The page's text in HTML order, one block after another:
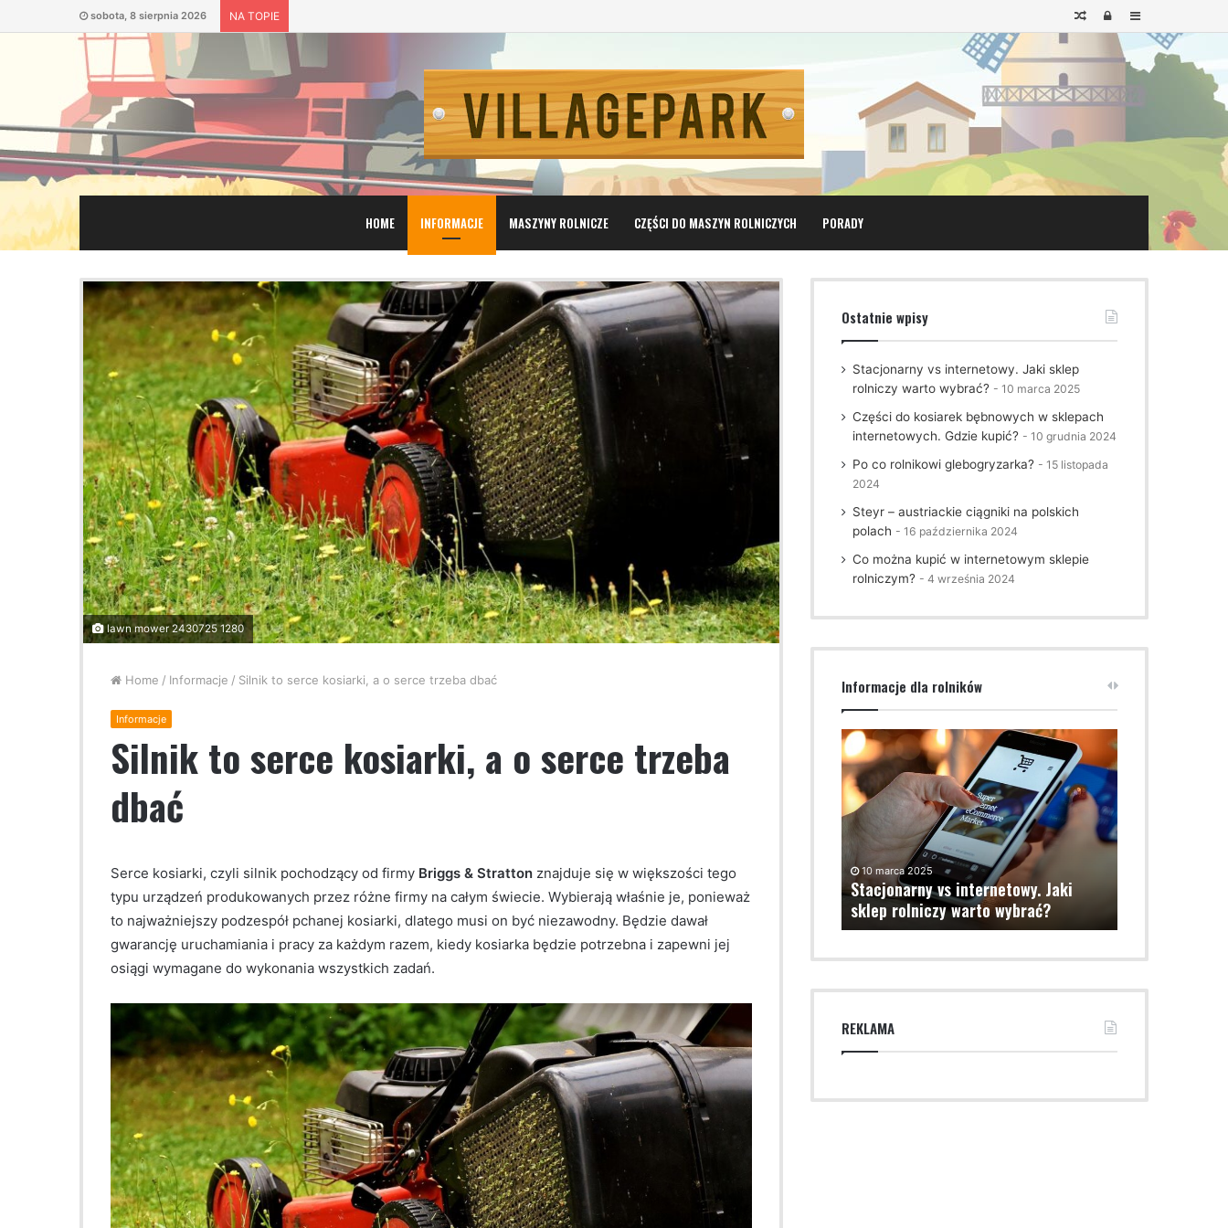
sobota, 8 sierpnia 2026 NA TOPIE Sidebar
Login
Losowy
artykuł
HOME INFORMACJE MASZYNY ROLNICZE CZĘŚCI DO MASZYN ROLNICZYCH PORADY
lawn mower 2430725 1280
Home / Informacje / Silnik to serce kosiarki, a o serce trzeba dbać
Informacje
Silnik to serce kosiarki, a o serce trzeba
dbać
Serce kosiarki, czyli silnik pochodzący od firmy Briggs & Stratton znajduje się w większości tego
typu urządzeń produkowanych przez różne firmy na całym świecie. Wybierają właśnie je, ponieważ
to najważniejszy podzespół pchanej kosiarki, dlatego musi on być niezawodny. Będzie dawał
gwarancję uruchamiania i pracy za każdym razem, kiedy kosiarka będzie potrzebna i zapewni jej
osiągi wymagane do wykonania wszystkich zadań.
Ostatnie wpisy
Stacjonarny vs internetowy. Jaki sklep
rolniczy warto wybrać?
10 marca 2025
Części do kosiarek bębnowych w sklepach
internetowych. Gdzie kupić?
10 grudnia 2024
Po co rolnikowi glebogryzarka?
15 listopada
2024
Steyr – austriackie ciągniki na polskich
polach
16 października 2024
Co można kupić w internetowym sklepie
rolniczym?
4 września 2024
Informacje dla rolników
Stacjonarny
vs
internetowy.
Jaki
sklep
rolniczy
warto
wybrać?
10 marca 2025
Stacjonarny vs internetowy. Jaki
sklep rolniczy warto wybrać?
REKLAMA